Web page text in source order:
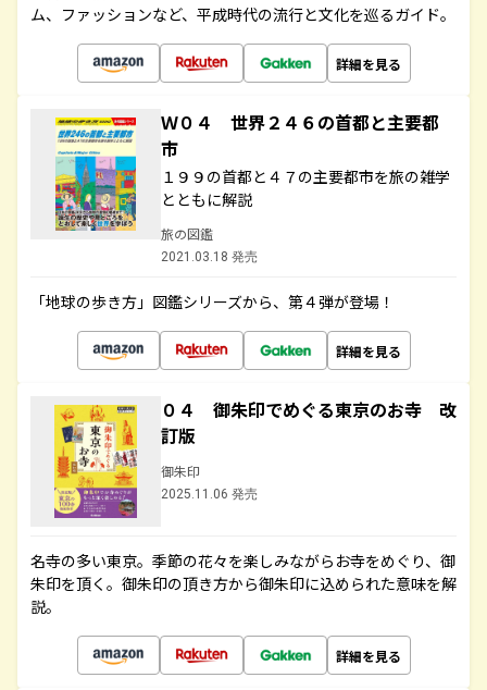
ム、ファッションなど、平成時代の流行と文化を巡るガイド。
詳細を見る
Ｗ０４ 世界２４６の首都と主要都
市
１９９の首都と４７の主要都市を旅の雑学
とともに解説
旅の図鑑
2021.03.18 発売
「地球の歩き方」図鑑シリーズから、第４弾が登場！
詳細を見る
０４ 御朱印でめぐる東京のお寺 改
訂版
御朱印
2025.11.06 発売
名寺の多い東京。季節の花々を楽しみながらお寺をめぐり、御
朱印を頂く。御朱印の頂き方から御朱印に込められた意味を解
説。
詳細を見る